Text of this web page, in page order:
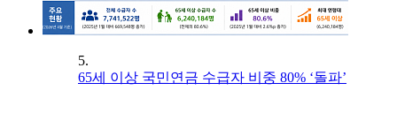
5.
65세 이상 국민연금 수급자 비중 80% ‘돌파’